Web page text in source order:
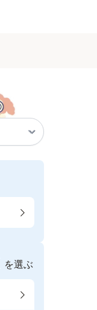
を選ぶ